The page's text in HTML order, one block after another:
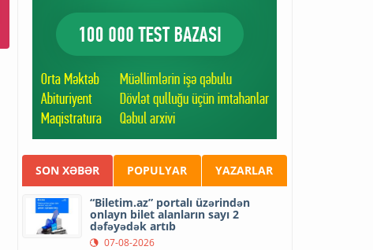
SON XƏBƏR POPULYAR YAZARLAR
“Biletim.az” portalı üzərindən
onlayn bilet alanların sayı 2
dəfəyədək artıb
07-08-2026